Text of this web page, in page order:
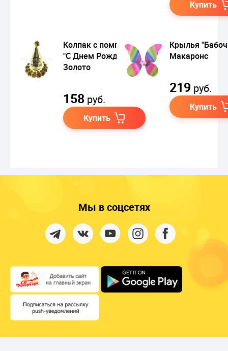
Купить
Колпак с помпонами
"С Днем Рождения!"
Золото
158 руб.
Купить
Крылья
Макаронс
219 руб.
Купить
Мы в соцсетях